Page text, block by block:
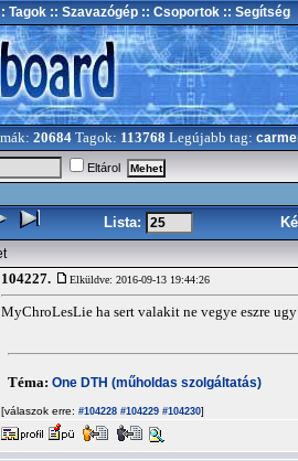
Tagok :: Szavazógép :: Csoportok :: Segítség
20684 Tagok: 113768 Legújabb tag:
Eltárol
Lista:
104227. Elküldve: 2016-09-13 19:44:26
MyChroLesLie ha sert valakit ne vegye eszre
Téma: One DTH (műholdas szolgáltatás)
[válaszok erre: #104228 #104229 #104230]